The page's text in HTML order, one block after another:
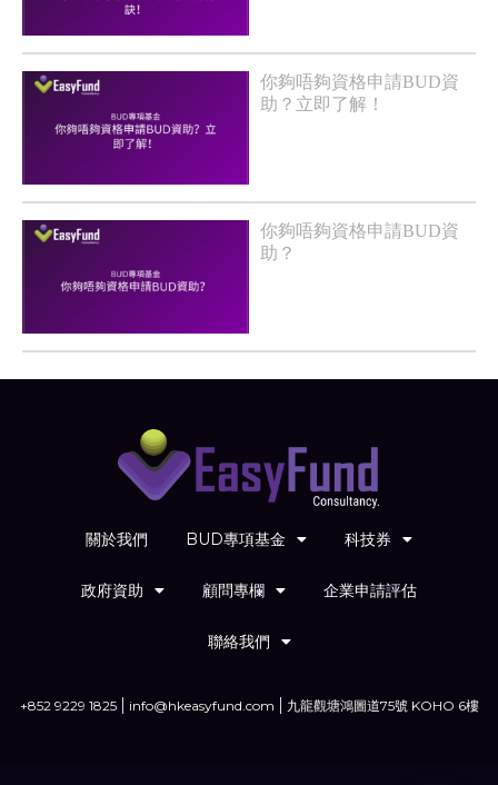
你夠唔夠資格申請BUD資
助？立即了解！
你夠唔夠資格申請BUD資
助？
關於我們 BUD專項基金 科技券
政府資助 顧問專欄 企業申請評估
聯絡我們
+852 9229 1825 info@hkeasyfund.com 九龍觀塘鴻圖道75號 KOHO 6樓